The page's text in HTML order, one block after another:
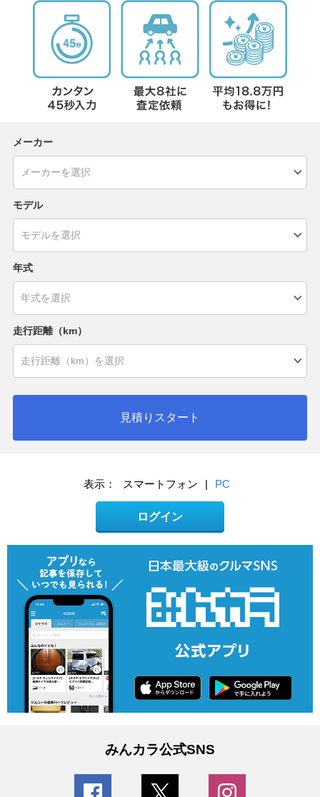
メーカー
モデル
年式
走行距離（km）
見積りスタート
表示： スマートフォン | PC
ログイン
みんカラ公式SNS